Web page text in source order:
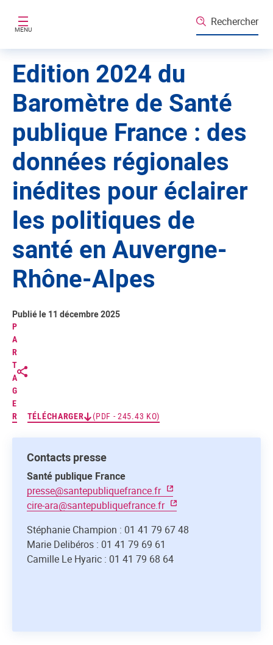
MENU
Rechercher
Edition 2024 du
Baromètre de Santé
publique France : des
données régionales
inédites pour éclairer
les politiques de
santé en Auvergne-
Rhône-Alpes
P
A
R
T
A
G
E
R
TÉLÉCHARGER (PDF - 245.43 KO)
Publié le 11 décembre 2025
Contacts presse
Santé publique France
presse@santepubliquefrance.fr
cire-ara@santepubliquefrance.fr
Stéphanie Champion : 01 41 79 67 48
Marie Delibéros : 01 41 79 69 61
Camille Le Hyaric : 01 41 79 68 64